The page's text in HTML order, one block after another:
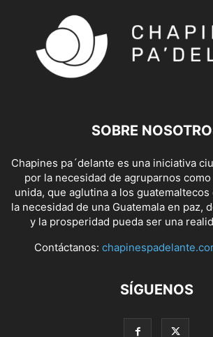
SOBRE
Chapines pa´delante es una iniciativa
por la necesidad de agruparnos
unida, que aglutina a los
la necesidad de una Guatemala en paz,
y la prosperidad pueda ser una
Contáctanos:
SÍGUENOS